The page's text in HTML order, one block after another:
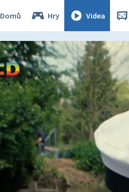
Domů Hry Videa